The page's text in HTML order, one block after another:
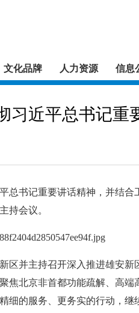
文化品牌 人力资源 信息
习近平总书记重
书记重要讲话精神，并结合
持会议。
并主持召开深入推进雄安新
焦北京非首都功能疏解、高
的服务、更务实的行动，继